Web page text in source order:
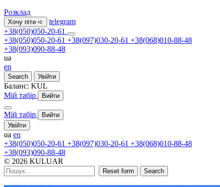
Розклад
Хочу піти ➪
telegram
+38(050)050-20-61
+38(050)050-20-61 +38(097)030-20-61 +38(068)010-88-48
+38(093)090-88-48
ua
en
Search Увійти
Баланс: KUL
Мій табір
Вийти
Мій табір
Вийти
Увійти
ua en
+38(050)050-20-61 +38(097)030-20-61 +38(068)010-88-48
+38(093)090-88-48
© 2026 KULUAR
Reset form Search